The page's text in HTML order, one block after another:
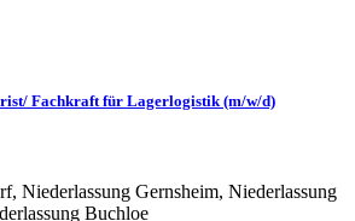
Fachkraft für Lagerlogistik (m/w/d)
Niederlassung Gernsheim, Niederlassung
Buchloe